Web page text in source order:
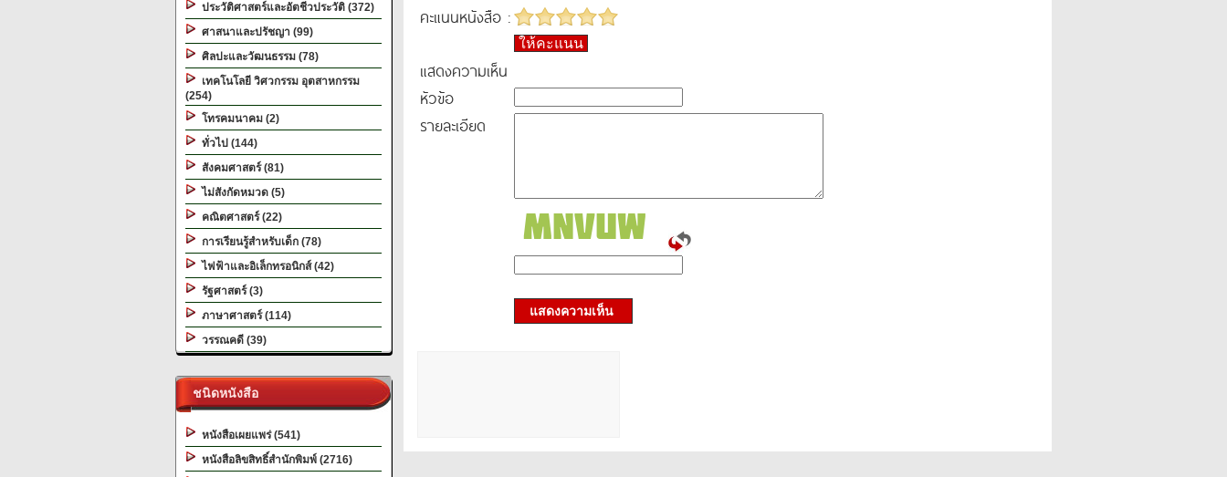
ประวัติศาสตร์และอัตชีวประวัติ (372)
ศาสนาและปรัชญา (99)
ศิลปะและวัฒนธรรม (78)
เทคโนโลยี วิศวกรรม อุตสาหกรรม
(254)
โทรคมนาคม (2)
ทั่วไป (144)
สังคมศาสตร์ (81)
ไม่สังกัดหมวด (5)
คณิตศาสตร์ (22)
การเรียนรู้สำหรับเด็ก (78)
ไฟฟ้าและอิเล็กทรอนิกส์ (42)
รัฐศาสตร์ (3)
ภาษาศาสตร์ (114)
วรรณคดี (39)
ชนิดหนังสือ
หนังสือเผยแพร่ (541)
หนังสือลิขสิทธิ์สำนักพิมพ์ (2716)
คะแนนหนังสือ :
ให้คะแนน
แสดงความเห็น
หัวข้อ
รายละเอียด
แสดงความเห็น